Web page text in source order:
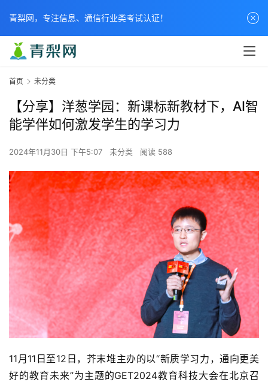
首页 未分类
【分享】洋葱学园：新课标新教材下，AI智
能学伴如何激发学生的学习力
2024年11月30日 下午5:07 未分类 阅读 588
11月11日至12日，芥末堆主办的以“新质学习力，通向更美
好的教育未来”为主题的GET2024教育科技大会在北京召
青梨网，专注信息、通信行业类考试认证！